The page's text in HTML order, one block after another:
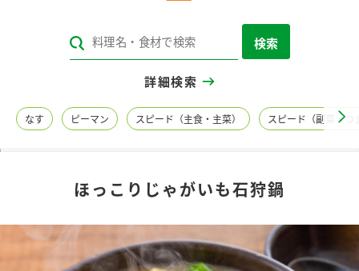
レシピカテゴリ一覧
レシピ名特集
商品情報
商品カテゴリ
検索
詳細検索
なす ピーマン スピード（主食・主菜） スピード（副菜・つ
ほっこりじゃがいも石狩鍋